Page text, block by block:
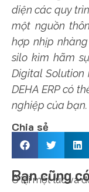
diện các quy
một nguồn
hợp nhịp
silo kìm hãm
Digital Solution
DEHA ERP có
nghiệp của bạn.
Chia sẻ
Bạn cũng
Ở lại một lúc và